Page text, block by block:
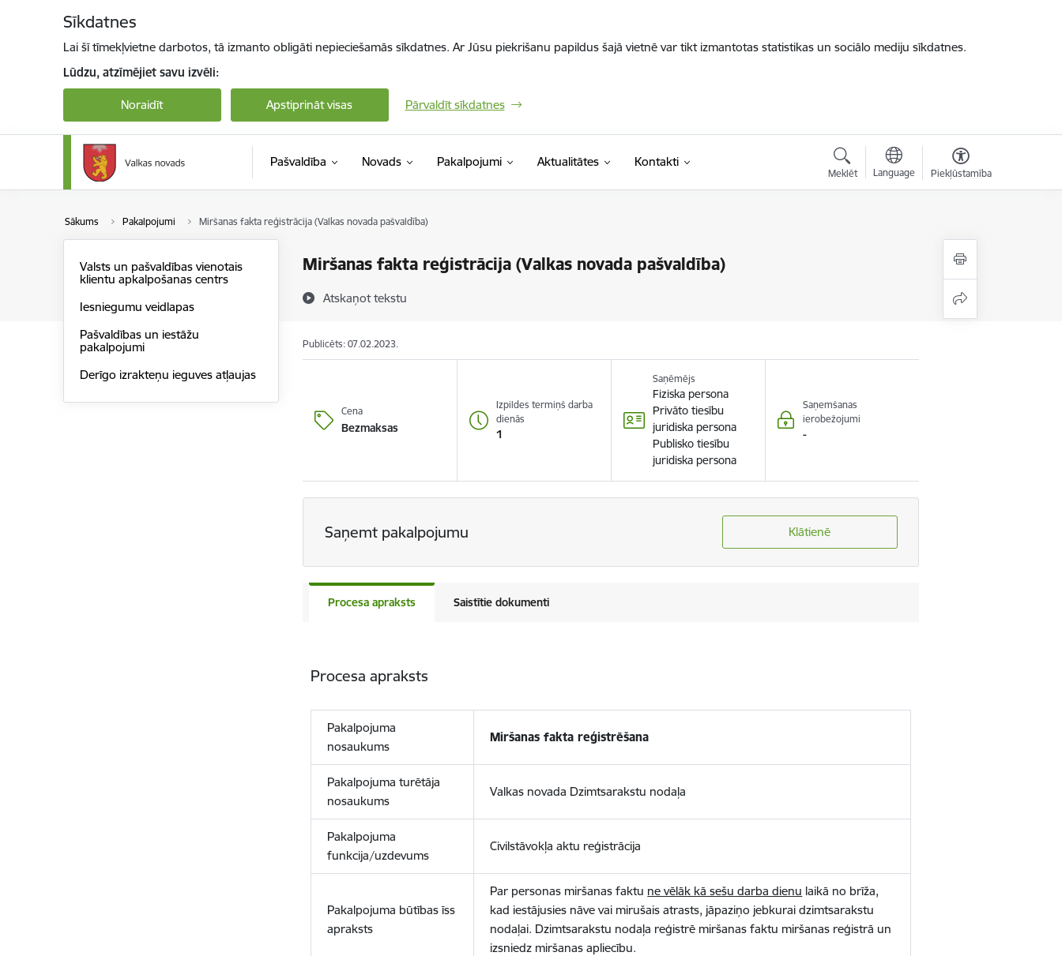
Sīkdatnes
Lai šī tīmekļvietne darbotos, tā izmanto obligāti nepieciešamās sīkdatnes. Ar Jūsu piekrišanu papildus šajā vietnē var tikt izmantotas statistikas un sociālo mediju sīkdatnes.
Lūdzu, atzīmējiet savu izvēli:
Noraidīt Apstiprināt visas Pārvaldīt sīkdatnes
Pašvaldība Novads Pakalpojumi Aktualitātes Kontakti
Meklēt Language Piekļūstamība
Sākums Pakalpojumi Miršanas fakta reģistrācija (Valkas novada pašvaldība)
Miršanas fakta reģistrācija (Valkas novada pašvaldība)
Atskaņot tekstu
Valsts un pašvaldības vienotais
klientu apkalpošanas centrs
Iesniegumu veidlapas
Pašvaldības un iestāžu
pakalpojumi
Derīgo izrakteņu ieguves atļaujas
Publicēts: 07.02.2023.
Cena
Bezmaksas
Izpildes termiņš darba
dienās
1
Saņēmējs
Fiziska persona
Privāto tiesību
juridiska persona
Publisko tiesību
juridiska persona
Saņemšanas
ierobežojumi
-
Saņemt pakalpojumu Klātienē
Procesa apraksts Saistītie dokumenti
Procesa apraksts
Pakalpojuma
nosaukums
Miršanas fakta reģistrēšana
Pakalpojuma turētāja
nosaukums
Valkas novada Dzimtsarakstu nodaļa
Pakalpojuma
funkcija/uzdevums
Civilstāvokļa aktu reģistrācija
Pakalpojuma būtības īss
apraksts
Par personas miršanas faktu ne vēlāk kā sešu darba dienu laikā no brīža,
kad iestājusies nāve vai mirušais atrasts, jāpaziņo jebkurai dzimtsarakstu
nodaļai. Dzimtsarakstu nodaļa reģistrē miršanas faktu miršanas reģistrā un
izsniedz miršanas apliecību.